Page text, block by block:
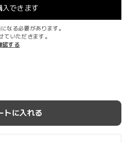
入できます
なる必要があります。
いただきます。
認する
トに入れる